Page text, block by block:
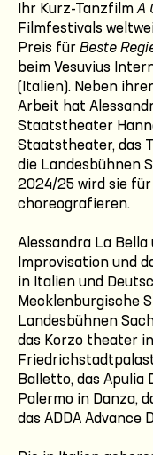
Ihr Kurz-TanzfilmA
Filmfestivals
Preis für Beste
beim Vesuvius
(Italien). Neben
Arbeit hat
Staatstheater
Staatstheater, das
die Landesbühnen
2024/25 wird sie
choreografieren.
Alessandra La
Improvisation und
in Italien und
Mecklenburgische
Landesbühnen
das Korzo theater
Balletto, das Apulia
Palermo in Danza,
das ADDA Advance